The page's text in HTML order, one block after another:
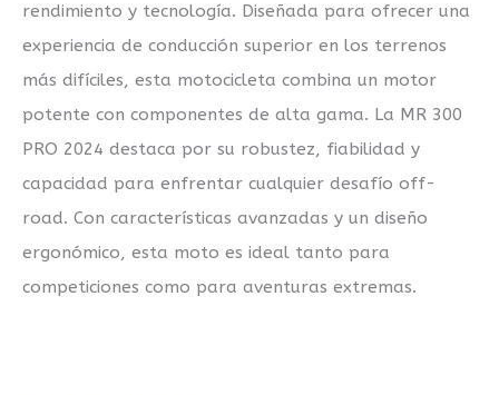
rendimiento y tecnología. Diseñada para ofrecer una
experiencia de conducción superior en los terrenos
más difíciles, esta motocicleta combina un motor
potente con componentes de alta gama. La MR 300
PRO 2024 destaca por su robustez, fiabilidad y
capacidad para enfrentar cualquier desafío off-
road. Con características avanzadas y un diseño
ergonómico, esta moto es ideal tanto para
competiciones como para aventuras extremas.